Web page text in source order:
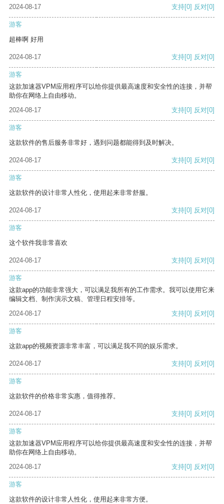
2024-08-17 支持[0] 反对[0]
游客
超棒啊 好用
2024-08-17 支持[0] 反对[0]
游客
这款加速器VPM应用程序可以给你提供最高速度和安全性的连接，并帮
助你在网络上自由移动。
2024-08-17
支持[0] 反对[0]
游客
这款软件的售后服务非常好，遇到问题都能得到及时解决。
2024-08-17 支持[0] 反对[0]
游客
这款软件的设计非常人性化，使用起来非常舒服。
2024-08-17 支持[0] 反对[0]
游客
这个软件我非常喜欢
2024-08-17 支持[0] 反对[0]
游客
这款app的功能非常强大，可以满足我所有的工作需求。我可以使用它来
编辑文档、制作演示文稿、管理日程安排等。
2024-08-17
支持[0] 反对[0]
游客
这款app的视频资源非常丰富，可以满足我不同的娱乐需求。
2024-08-17 支持[0] 反对[0]
游客
这款软件的价格非常实惠，值得推荐。
2024-08-17 支持[0] 反对[0]
游客
这款加速器VPM应用程序可以给你提供最高速度和安全性的连接，并帮
助你在网络上自由移动。
2024-08-17
支持[0] 反对[0]
游客
这款软件的设计非常人性化，使用起来非常方便。